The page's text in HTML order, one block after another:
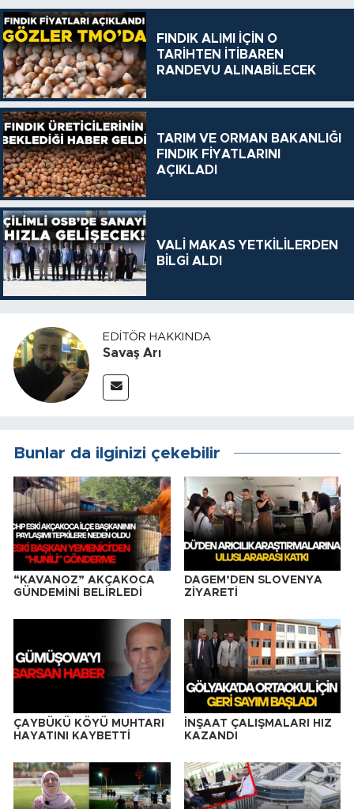
FINDIK ALIMI İÇİN O
TARİHTEN İTİBAREN
RANDEVU ALINABİLECEK
TARIM VE ORMAN BAKANLIĞI
FINDIK FİYATLARINI
AÇIKLADI
VALİ MAKAS YETKİLİLERDEN
BİLGİ ALDI
EDITÖR HAKKINDA
Savaş Arı
Bunlar da ilginizi çekebilir
“KAVANOZ” AKÇAKOCA
GÜNDEMİNİ BELİRLEDİ
DAGEM’DEN SLOVENYA
ZİYARETİ
ÇAYBÜKÜ KÖYÜ MUHTARI
HAYATINI KAYBETTİ
İNŞAAT ÇALIŞMALARI HIZ
KAZANDI